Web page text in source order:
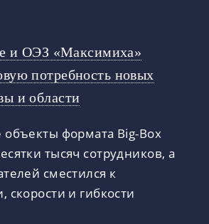
и ОЭЗ «Максимиха»
потребность новых
и области
объекты формата Big-Box
тысяч сотрудников, а
сместился к
скорости и гибкости